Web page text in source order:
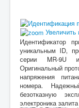
Увеличить
Идентификатор
уникальным ID,
серии MR-9U
Оригинальный
напряжения
номера.
безотказную
электроника